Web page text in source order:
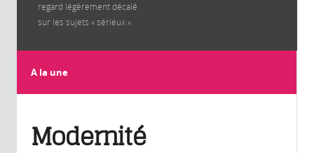
regard légèrement décalé
sur les sujets « sérieux ».
A la une
Modernité